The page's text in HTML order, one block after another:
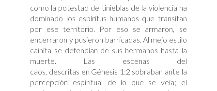
como la potestad de tinieblas de la violencia ha
dominado los espíritus humanos que transitan
por ese territorio. Por eso se armaron, se
encerraron y pusieron barricadas. Al mejo estilo
cainita se defendían de sus hermanos hasta la
muerte. Las escenas del
caos, descritas en Génesis 1:2 sobraban ante la
percepción espiritual de lo que se veía; el